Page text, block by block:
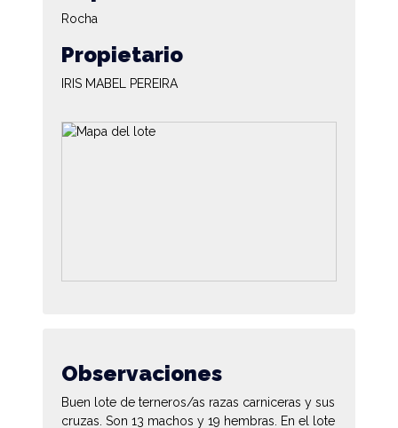
Rocha
Propietario
IRIS MABEL PEREIRA
Observaciones
Buen lote de terneros/as razas carniceras y sus
cruzas. Son 13 machos y 19 hembras. En el lote